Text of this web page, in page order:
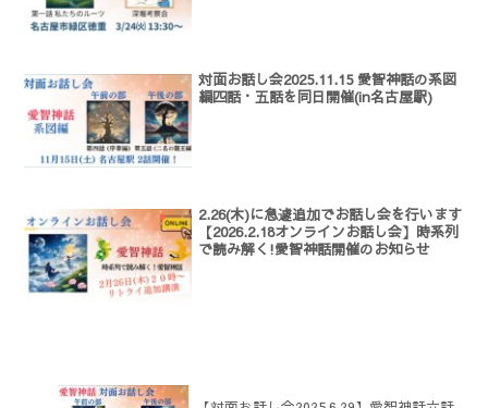
対面お話し会2025.11.15 愛智神話の系図
編四話・五話を同日開催(in名古屋駅)
2.26(木)に急遽追加でお話し会を行います
【2026.2.18オンラインお話し会】時系列
で読み解く!愛智神話開催のお知らせ